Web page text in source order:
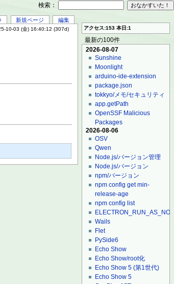
新規ページ 編集
10-03 (金) 16:40:12 (307d) アクセス:153 本日:1
最新の100件
2026-08-07
Sunshine
Moonlight
arduino-ide-extension
package.json
tokkyo/メモ/セキュリティ
app.getPath
OpenSSF Malicious
Packages
2026-08-06
OSV
Qwen
Node.js/バージョン管理
Node.js/バージョン
npm/バージョン
npm config get min-
release-age
npm config list
Wails
Flet
PySide6
Echo Show
Echo Show/root化
Echo Show 5 (第1世代)
Echo Show 5
検索：